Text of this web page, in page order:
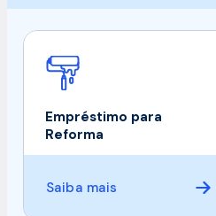
Empréstimo para
Reforma
Saiba mais